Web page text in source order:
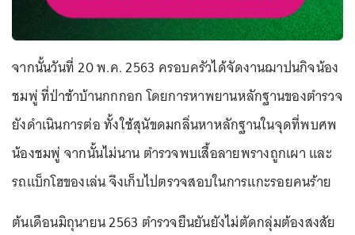
จากนั้นวันที่ 20 พ.ค. 2563 ครอบครัวได้จัดงานฌาปนกิจน้อง
ชมพู่ ที่ป่าช้าบ้านกกกอก โดยการหาพยานหลักฐานของตำรวจ
ยังดำเนินการต่อ ทั้งใช้สุนัขดมกลิ่นหาหลักฐานในจุดที่พบศพ
น้องชมพู่ จากนั้นไม่นาน ตำรวจพบเสื้อลายพรางถูกเผา และ
รถแบ็กโฮของเล่น จึงเก็บไปตรวจสอบในการแกะรอยคนร้าย
ต้นเดือนมิถุนายน 2563 ตำรวจยืนยันยังไม่ตัดกลุ่มต้องสงสัย